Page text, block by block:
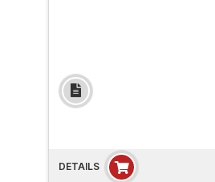
DETAILS